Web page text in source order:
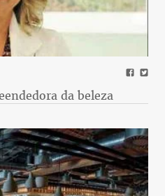
da beleza